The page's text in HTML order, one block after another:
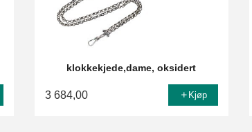
klokkekjede,dame, oksidert
3 684,00 Kjøp